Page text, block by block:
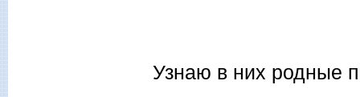
Узнаю в них родные